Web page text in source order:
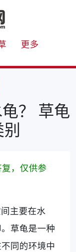
更多
？ 草龟
复，仅供参
主要在水
草龟是一种
同的环境中